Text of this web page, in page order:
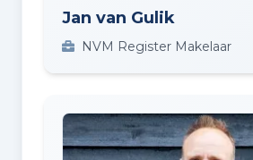
Jan van Gulik
NVM Register Makelaar